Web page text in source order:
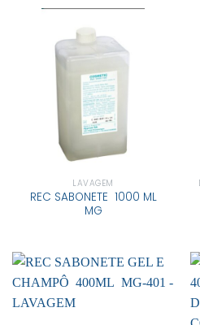
LAVAGEM
REC SABONETE 1000 ML
MG